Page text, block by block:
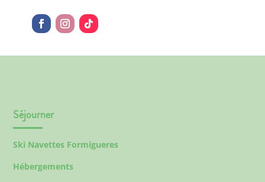
Séjourner
Ski Navettes Formigueres
Hébergements